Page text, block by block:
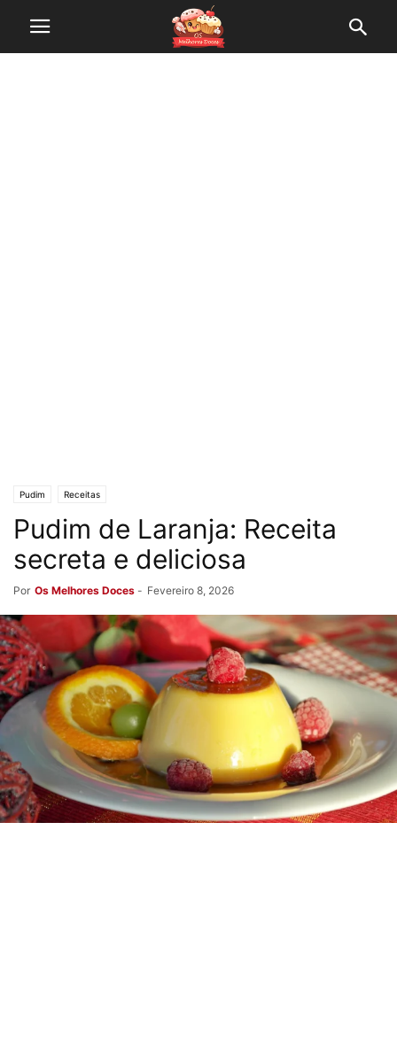
Pudim Receitas
Pudim de Laranja: Receita
secreta e deliciosa
Por Os Melhores Doces - Fevereiro 8, 2026